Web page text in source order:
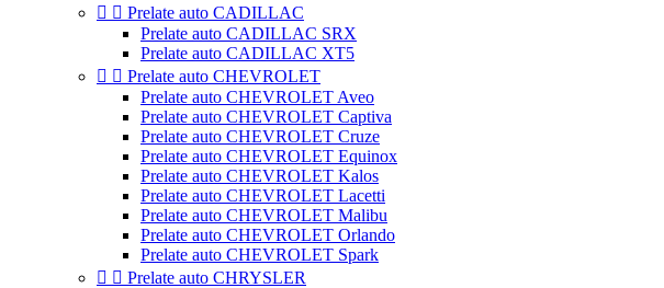
  Prelate auto CADILLAC
Prelate auto CADILLAC SRX
Prelate auto CADILLAC XT5
  Prelate auto CHEVROLET
Prelate auto CHEVROLET Aveo
Prelate auto CHEVROLET Captiva
Prelate auto CHEVROLET Cruze
Prelate auto CHEVROLET Equinox
Prelate auto CHEVROLET Kalos
Prelate auto CHEVROLET Lacetti
Prelate auto CHEVROLET Malibu
Prelate auto CHEVROLET Orlando
Prelate auto CHEVROLET Spark
  Prelate auto CHRYSLER